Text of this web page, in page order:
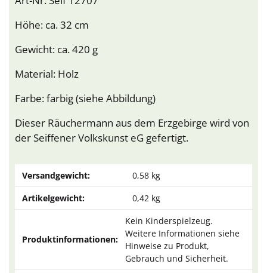
Höhe: ca. 32 cm
Gewicht: ca. 420 g
Material: Holz
Farbe: farbig (siehe Abbildung)
Dieser Räuchermann aus dem Erzgebirge wird von
der Seiffener Volkskunst eG gefertigt.
Versandgewicht:
0,58 kg
Artikelgewicht:
0,42 kg
Produktinformationen:
Kein Kinderspielzeug.
Weitere Informationen siehe
Hinweise zu Produkt,
Gebrauch und Sicherheit.